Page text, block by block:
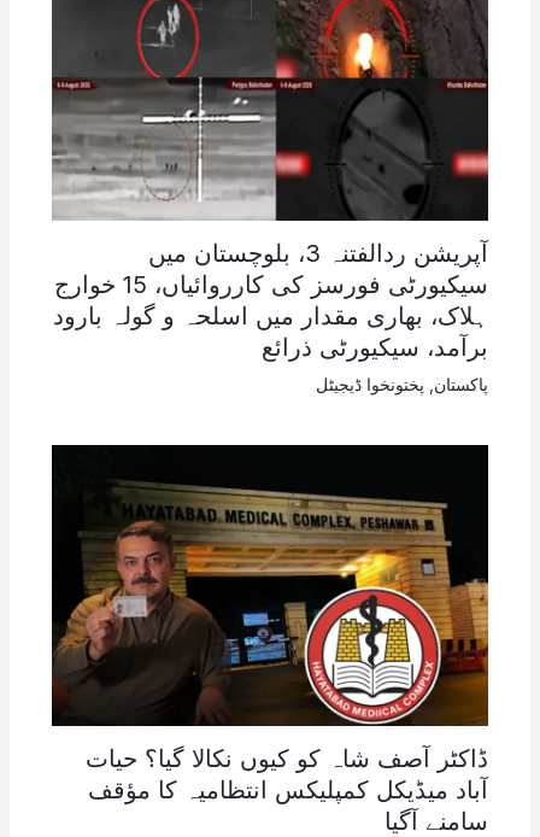
آپریشن ردالفتنہ 3، بلوچستان میں
سیکیورٹی فورسز کی کارروائیاں، 15 خوارج
ہلاک، بھاری مقدار میں اسلحہ و گولہ بارود
برآمد، سیکیورٹی ذرائع
پاکستان پختونخوا ڈیجیٹل
ڈاکٹر آصف شاہ کو کیوں نکالا گیا؟ حیات
آباد میڈیکل کمپلیکس انتظامیہ کا مؤقف
سامنے آگیا